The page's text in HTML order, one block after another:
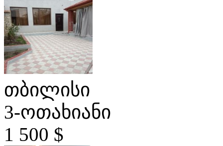
თბილისი
3-ოთახიანი
1 500 $